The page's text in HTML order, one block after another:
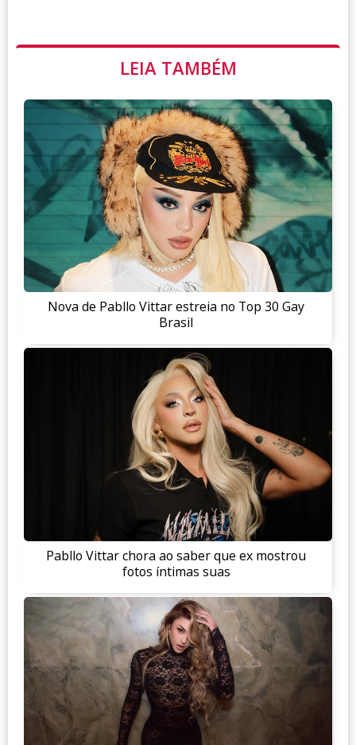
LEIA TAMBÉM
Nova de Pabllo Vittar estreia no Top 30 Gay
Brasil
Pabllo Vittar chora ao saber que ex mostrou
fotos íntimas suas